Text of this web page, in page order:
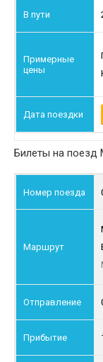
Билеты на поезд